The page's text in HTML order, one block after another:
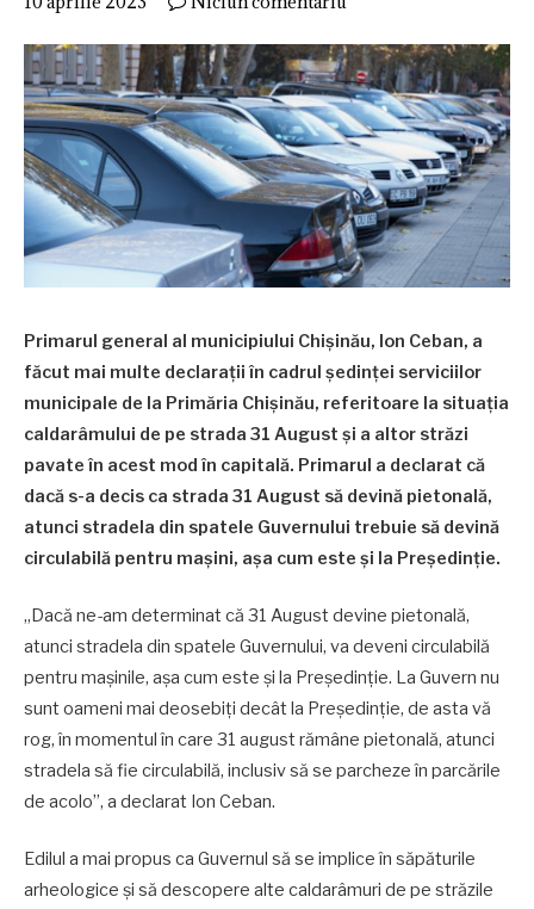
Primarul general al municipiului Chișinău, Ion Ceban, a
făcut mai multe declarații în cadrul ședinței serviciilor
municipale de la Primăria Chișinău, referitoare la situația
caldarâmului de pe strada 31 August și a altor străzi
pavate în acest mod în capitală. Primarul a declarat că
dacă s-a decis ca strada 31 August să devină pietonală,
atunci stradela din spatele Guvernului trebuie să devină
circulabilă pentru mașini, așa cum este și la Președinție.
„Dacă ne-am determinat că 31 August devine pietonală,
atunci stradela din spatele Guvernului, va deveni circulabilă
pentru mașinile, așa cum este și la Președinție. La Guvern nu
sunt oameni mai deosebiți decât la Președinție, de asta vă
rog, în momentul în care 31 august rămâne pietonală, atunci
stradela să fie circulabilă, inclusiv să se parcheze în parcările
de acolo”, a declarat Ion Ceban.
Edilul a mai propus ca Guvernul să se implice în săpăturile
arheologice și să descopere alte caldarâmuri de pe străzile